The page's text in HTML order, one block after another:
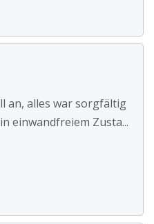
an, alles war sorgfältig
einwandfreiem Zusta...